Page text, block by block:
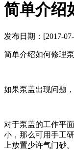
简单介绍
发布日期：[2017-
简单介绍如何修理
如果泵盖出现问题
对于泵盖的工作平
小，那么可用手工
上放置少许气门砂。